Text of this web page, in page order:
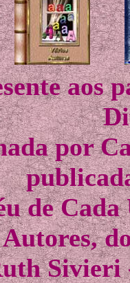
aos
por
de
Autores,
Sivieri